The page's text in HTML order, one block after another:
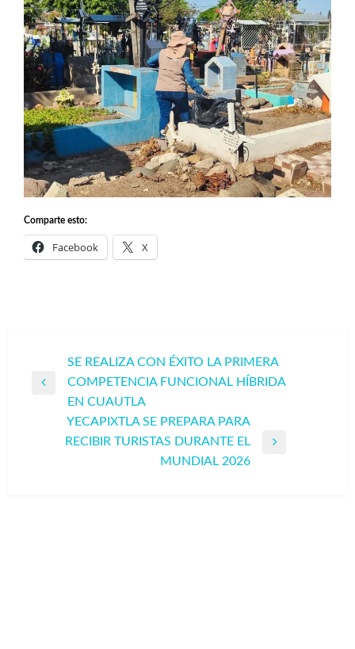
Comparte esto:
Facebook X
Navegación
de
entradas
SE REALIZA CON ÉXITO LA PRIMERA
COMPETENCIA FUNCIONAL HÍBRIDA
EN CUAUTLA
YECAPIXTLA SE PREPARA PARA
RECIBIR TURISTAS DURANTE EL
MUNDIAL 2026